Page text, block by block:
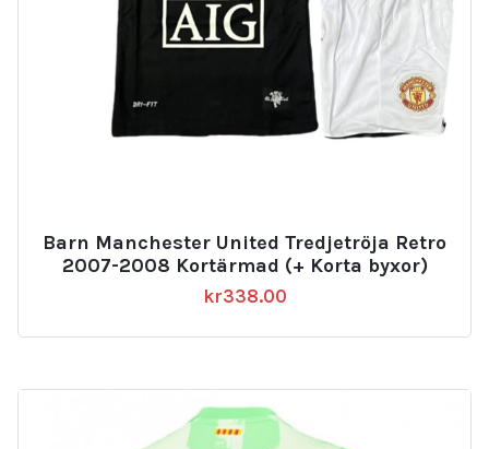
Barn Manchester United Tredjetröja Retro
2007-2008 Kortärmad (+ Korta byxor)
kr338.00